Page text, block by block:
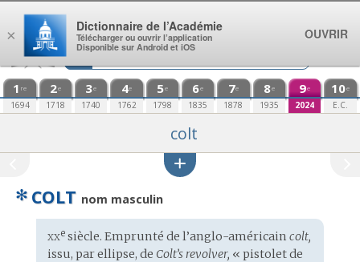
Aller au contenu
1 re
1694
2e
1718
3e
1740
4e
1762
5e
1798
6e
1835
7e
1878
8e
1935
9e
2024
10e
E.C.
colt
✻ COLT nom masculin
Étymologie
:
xxesiècle. Emprunté de l’anglo-américain colt,
issu, par ellipse, de Colt’s revolver, « pistolet de
×
Dictionnaire de l’Académie
Télécharger ou ouvrir l’application
Disponible sur Android et iOS
OUVRIR